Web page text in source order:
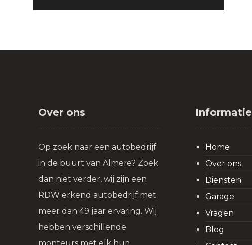
Over ons
Op zoek naar een autobedrijf
in de buurt van Almere? Zoek
dan niet verder, wij zijn een
RDW erkend autobedrijf met
meer dan 49 jaar ervaring. Wij
hebben verschillende
monteurs met elk hun
Informatie
Home
Over ons
Diensten
Garage
Vragen
Blog